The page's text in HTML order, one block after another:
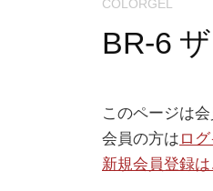
COLORGEL
BR-6
このページは
会員の方は ロ
新規会員登録は